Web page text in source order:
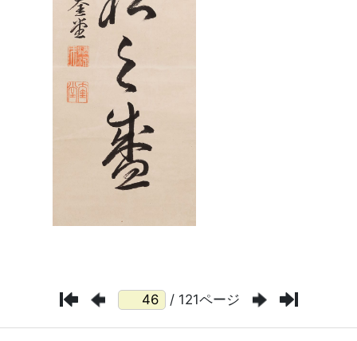
/ 121ページ